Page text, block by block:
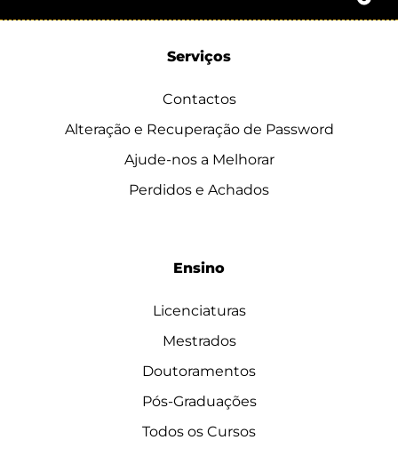
Serviços
Contactos
Alteração e Recuperação de Password
Ajude-nos a Melhorar
Perdidos e Achados
Ensino
Licenciaturas
Mestrados
Doutoramentos
Pós-Graduações
Todos os Cursos